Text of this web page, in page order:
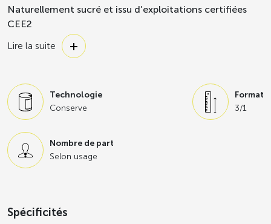
Naturellement sucré et issu d’exploitations certifiées
CEE2
Garanti sans résidu de pesticides**, sans OGM*** et CEE2,
notre maïs est naturellement sucré. Un légume très
Le maïs d’aucy àCertification Environnementale des
Exploitations de niveau 2 (CEE2)
est cultivé en
plein
champ
, dans des exploitations engagées dans
unedémarche respectueuse de l’environnement
biodiversité,certifiées par un organisme indépendant
disponibilité toute l’année de légumes sains et sans
Lire la suite
Technologie
Conserve
Format
3/1
Nombre de part
Selon usage
Spécificités